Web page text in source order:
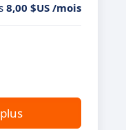
8,00 $US /mois